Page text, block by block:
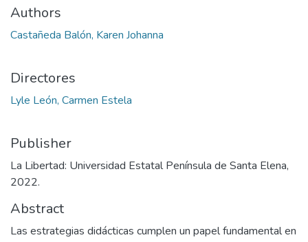
Authors
Castañeda Balón, Karen Johanna
Directores
Lyle León, Carmen Estela
Publisher
La Libertad: Universidad Estatal Península de Santa Elena,
2022.
Abstract
Las estrategias didácticas cumplen un papel fundamental en